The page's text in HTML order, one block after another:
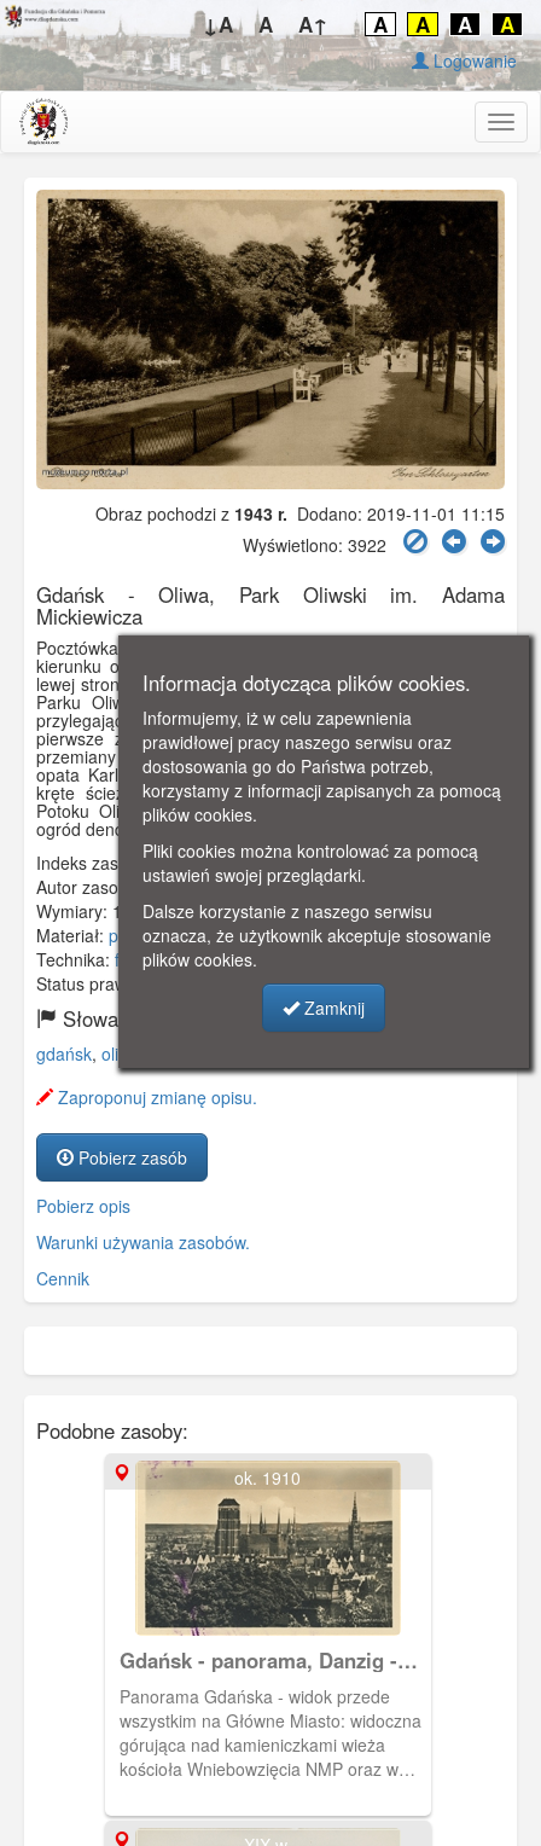
↓A A A↑ A A A A
Logowanie
Obraz pochodzi z 1943 r. Dodano: 2019-11-01 11:15
Wyświetlono: 3922
Gdańsk - Oliwa, Park Oliwski im. Adama
Mickiewicza
Pocztówka przedstawia ul. Opata Rybickiego widzianą w
kierunku obecnej ulicy Grunwadzkiej w Gdańsku-Oliwie. Po
lewej stronie za drzewami znajduje się Park Oliwski. Początki
Parku Oliwskiego sięgają XVI w. , kiedy założono ogród
przylegający do rezydencji opackiej. W XVIII w. powstało
pierwsze założenie parkowe, w stylu rokokowym. Dalsze
przemiany nastąpiły na przełomie XVIII i XIX w. z inicjatywy
opata Karla Hohenzollerna - Hechingena - wtedy powstały
kręte ścieżki, mostki, pagórki, stawy, altana, kaskada na
Potoku Oliwskim. W XIX w. park został przekształcony w
ogród dendrologiczny. Pocztówka w obiegu od 6 VII 1943 r.
Indeks zasobu:GSP01444
Autor zasobu:Walter Sliber, Breslau
Wymiary: 138 x 86 mm
Materiał: pocztówka
Technika: fotografia czarno-biała
Status prawny:
Użycie Niekomercyjne
Słowa kluczowe:
gdańsk, oliwa
Zaproponuj zmianę opisu.
Pobierz zasób
Pobierz opis
Warunki używania zasobów.
Cennik
Podobne zasoby:
ok. 1910
Gdańsk - panorama, Danzig -
Gesamtansicht
Panorama Gdańska - widok przede
wszystkim na Główne Miasto: widoczna
górująca nad kamieniczkami wieża
kościoła Wniebowzięcia NMP oraz w
Miasta Gdańska.
Informacja dotycząca plików cookies.
Informujemy, iż w celu zapewnienia
prawidłowej pracy naszego serwisu oraz
dostosowania go do Państwa potrzeb,
korzystamy z informacji zapisanych za pomocą
plików cookies.
Pliki cookies można kontrolować za pomocą
ustawień swojej przeglądarki.
Dalsze korzystanie z naszego serwisu
oznacza, że użytkownik akceptuje stosowanie
plików cookies.
Zamknij